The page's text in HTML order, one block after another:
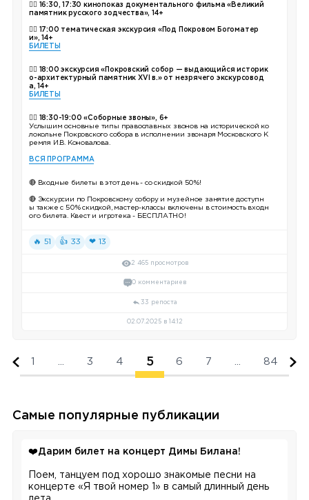
👉🏼 16:30, 17:30 кинопоказ документального фильма «Великий
памятник русского зодчества», 14+
👉🏼 17:00 тематическая экскурсия «Под Покровом Богоматер
и», 14+
БИЛЕТЫ
👉🏼 18:00 экскурсия «Покровский собор — выдающийся историк
о-архитектурный памятник XVI в.» от незрячего экскурсовод
а, 14+
БИЛЕТЫ
18:30-19:00 «Соборные звоны», 6+
Услышим основные типы православных звонов на исторической ко
локольне Покровского собора в исполнении звонаря Московского К
ремля И.В. Коновалова.
ВСЯ ПРОГРАММА
🔴 Входные билеты в этот день - со скидкой 50%!
🔴 Экскурсии по Покровскому собору и музейное занятие доступн
ы также с 50% скидкой, мастер-классы включены в стоимость входн
ого билета. Квест и игротека - БЕСПЛАТНО!
🔥 51 👍 33 ❤ 13
2 465 просмотров
0 комментариев
33 репоста
02.07.2025 в 14:12
1 3 4 5 6 7 84
Самые популярные публикации
❤️Дарим билет на концерт Димы Билана!
Поем, танцуем под хорошо знакомые песни на
концерте «Я твой номер 1» в самый длинный день